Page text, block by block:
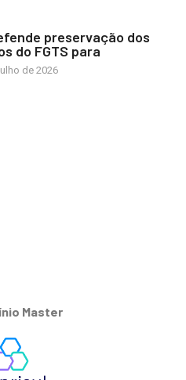
preservação dos
do FGTS para
de 2026
Master